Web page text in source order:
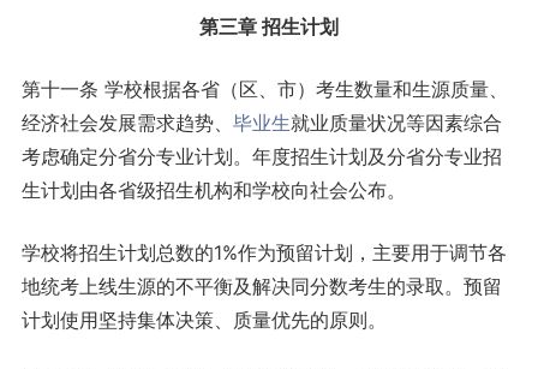
第三章 招生计划
第十一条 学校根据各省（区、市）考生数量和生源质量、
经济社会发展需求趋势、 毕业生就业质量状况等因素综合
考虑确定分省分专业计划。年度招生计划及分省分专业招
生计划由各省级招生机构和学校向社会公布。
学校将招生计划总数的1%作为预留计划，主要用于调节各
地统考上线生源的不平衡及解决同分数考生的录取。预留
计划使用坚持集体决策、质量优先的原则。